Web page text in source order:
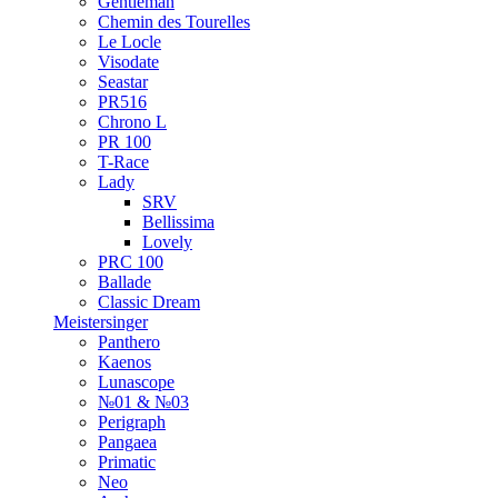
Chemin des Tourelles
Le Locle
Visodate
Seastar
PR516
Chrono L
PR 100
T-Race
Lady
SRV
Bellissima
Lovely
PRC 100
Ballade
Classic Dream
Meistersinger
Panthero
Kaenos
Lunascope
№01 & №03
Perigraph
Pangaea
Primatic
Neo